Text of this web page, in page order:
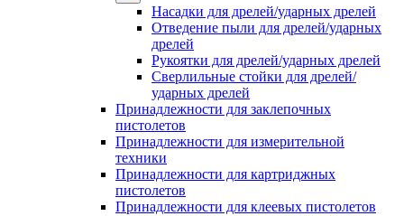
Насадки для дрелей/ударных дрелей
Отведение пыли для дрелей/ударных
дрелей
Рукоятки для дрелей/ударных дрелей
Сверлильные стойки для дрелей/
ударных дрелей
Принадлежности для заклепочных
пистолетов
Принадлежности для измерительной
техники
Принадлежности для картриджных
пистолетов
Принадлежности для клеевых пистолетов